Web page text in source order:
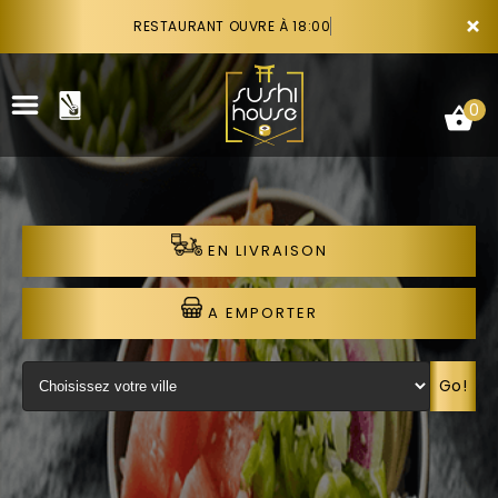
×
RESTAURANT OUVRE À 18:00
VOTRE COMPTE
NOTRE RESTAURANT
VOS AVIS
0
EN LIVRAISON
A EMPORTER
Go!